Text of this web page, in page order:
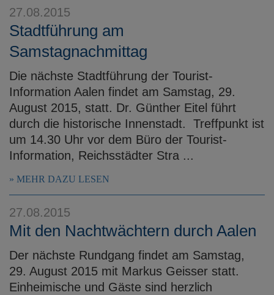
27.08.2015
Stadtführung am
Samstagnachmittag
Die nächste Stadtführung der Tourist-
Information Aalen findet am Samstag, 29.
August 2015, statt. Dr. Günther Eitel führt
durch die historische Innenstadt. Treffpunkt ist
um 14.30 Uhr vor dem Büro der Tourist-
Information, Reichsstädter Stra ...
MEHR DAZU LESEN
27.08.2015
Mit den Nachtwächtern durch Aalen
Der nächste Rundgang findet am Samstag,
29. August 2015 mit Markus Geisser statt.
Einheimische und Gäste sind herzlich